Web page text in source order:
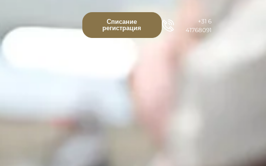
Списание
регистрация
+31 6
41768091